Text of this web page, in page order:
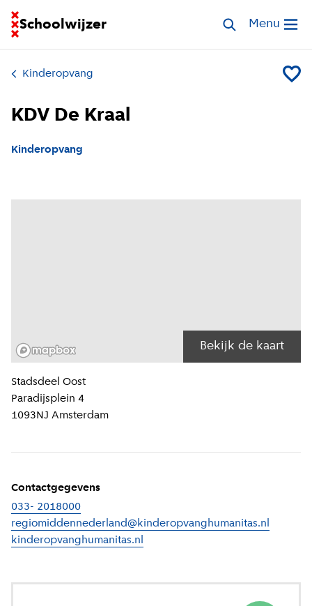
Schoolwijzer
Ga naar homepage van SchoolwijzerZoek opvang
Open
Menu
Kinderopvang Voeg
KDV De Kraal
Kinderopvang
Bekijk de kaart
Locatiegegevens
Stadsdeel Oost
Paradijsplein 4
1093NJ Amsterdam
Contactgegevens
033- 2018000
regiomiddennederland@kinderopvanghumanitas.nl
kinderopvanghumanitas.nl